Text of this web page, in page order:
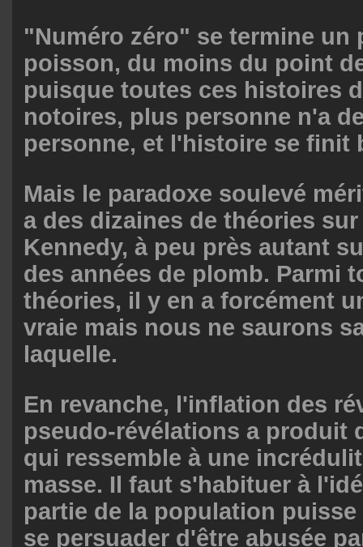
"Numéro zéro" se termine un
poisson, du moins du point
puisque toutes ces histoires
notoires, plus personne n'a
personne, et l'histoire se finit
Mais le paradoxe soulevé
a des dizaines de théories
Kennedy, à peu près autant
des années de plomb. Parmi
théories, il y en a forcément
vraie mais nous ne saurons
laquelle.
En revanche, l'inflation des
pseudo-révélations a produit
qui ressemble à une
masse. Il faut s'habituer à
partie de la population
se persuader d'être abusée